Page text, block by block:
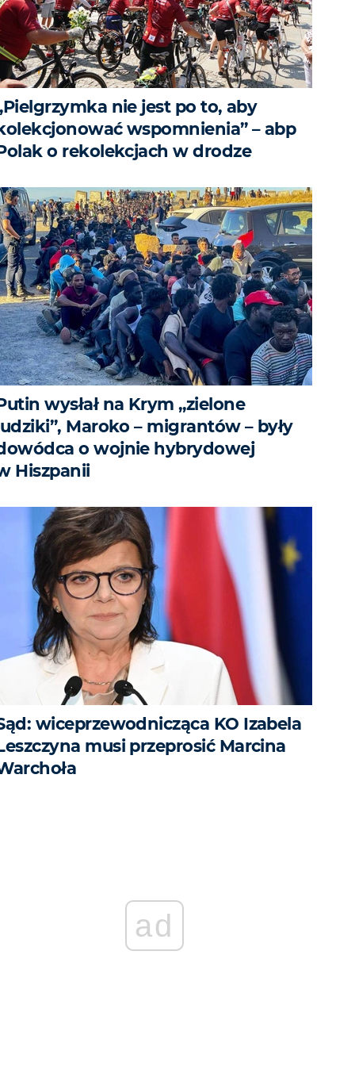
nie jest po to, aby
wspomnienia” – abp
o rekolekcjach w drodze
wysłał na Krym „zielone
Maroko – migrantów – były
o wojnie hybrydowej
Hiszpanii
wiceprzewodnicząca KO Izabela
musi przeprosić Marcina
ad